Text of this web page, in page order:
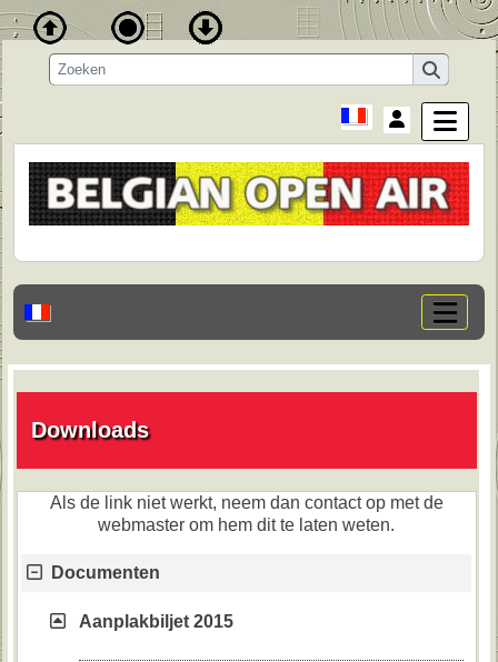
Downloads
Als de link niet werkt, neem dan contact op met de
webmaster om hem dit te laten weten.
Documenten
Aanplakbiljet 2015